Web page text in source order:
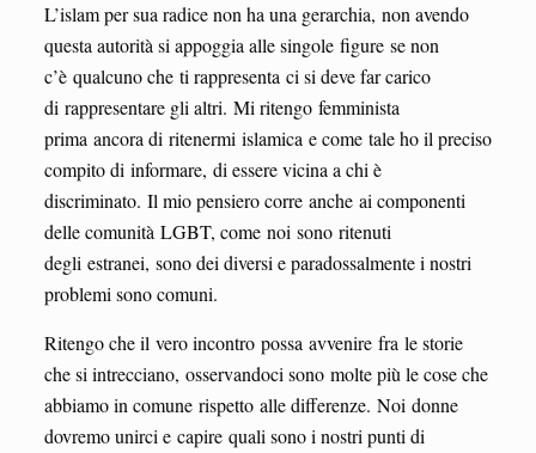
L’islam per sua radice non ha una gerarchia, non avendo
questa autorità si appoggia alle singole figure se non
c’è qualcuno che ti rappresenta ci si deve far carico
di rappresentare gli altri. Mi ritengo femminista
prima ancora di ritenermi islamica e come tale ho il preciso
compito di informare, di essere vicina a chi è
discriminato. Il mio pensiero corre anche ai componenti
delle comunità LGBT, come noi sono ritenuti
degli estranei, sono dei diversi e paradossalmente i nostri
problemi sono comuni.
Ritengo che il vero incontro possa avvenire fra le storie
che si intrecciano, osservandoci sono molte più le cose che
abbiamo in comune rispetto alle differenze. Noi donne
dovremo unirci e capire quali sono i nostri punti di